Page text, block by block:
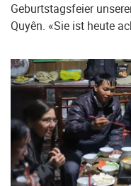
Geburtstagsfeier
Quyên. «Sie ist heute